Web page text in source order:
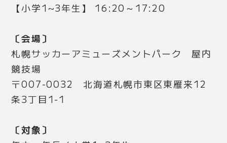
【小学1~3年生】 16:20～17:20
〔会場〕
札幌サッカーアミューズメントパーク 屋内
競技場
〒007-0032 北海道札幌市東区東雁来12
条3丁目1-1
〔対象〕